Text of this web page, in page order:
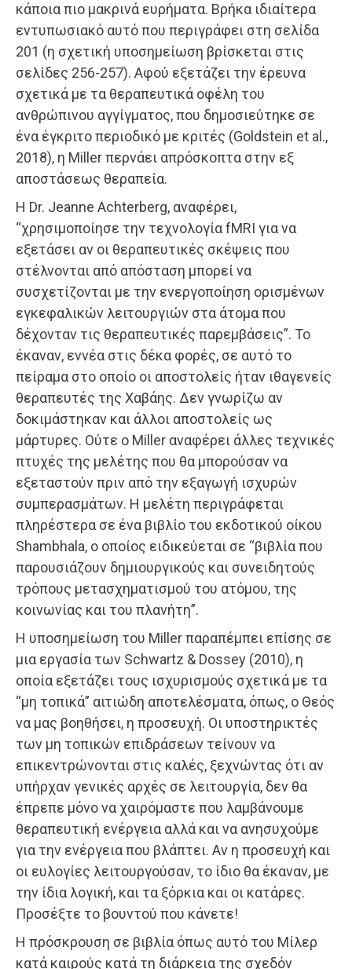
κάποια πιο μακρινά ευρήματα. Βρήκα ιδιαίτερα
εντυπωσιακό αυτό που περιγράφει στη σελίδα
201 (η σχετική υποσημείωση βρίσκεται στις
σελίδες 256-257). Αφού εξετάζει την έρευνα
σχετικά με τα θεραπευτικά οφέλη του
ανθρώπινου αγγίγματος, που δημοσιεύτηκε σε
ένα έγκριτο περιοδικό με κριτές (Goldstein et al.,
2018), η Miller περνάει απρόσκοπτα στην εξ
αποστάσεως θεραπεία.
Η Dr. Jeanne Achterberg, αναφέρει,
“χρησιμοποίησε την τεχνολογία fMRI για να
εξετάσει αν οι θεραπευτικές σκέψεις που
στέλνονται από απόσταση μπορεί να
συσχετίζονται με την ενεργοποίηση ορισμένων
εγκεφαλικών λειτουργιών στα άτομα που
δέχονταν τις θεραπευτικές παρεμβάσεις”. Το
έκαναν, εννέα στις δέκα φορές, σε αυτό το
πείραμα στο οποίο οι αποστολείς ήταν ιθαγενείς
θεραπευτές της Χαβάης. Δεν γνωρίζω αν
δοκιμάστηκαν και άλλοι αποστολείς ως
μάρτυρες. Ούτε ο Miller αναφέρει άλλες τεχνικές
πτυχές της μελέτης που θα μπορούσαν να
εξεταστούν πριν από την εξαγωγή ισχυρών
συμπερασμάτων. Η μελέτη περιγράφεται
πληρέστερα σε ένα βιβλίο του εκδοτικού οίκου
Shambhala, ο οποίος ειδικεύεται σε “βιβλία που
παρουσιάζουν δημιουργικούς και συνειδητούς
τρόπους μετασχηματισμού του ατόμου, της
κοινωνίας και του πλανήτη”.
Η υποσημείωση του Miller παραπέμπει επίσης σε
μια εργασία των Schwartz & Dossey (2010), η
οποία εξετάζει τους ισχυρισμούς σχετικά με τα
“μη τοπικά” αιτιώδη αποτελέσματα, όπως, ο Θεός
να μας βοηθήσει, η προσευχή. Οι υποστηρικτές
των μη τοπικών επιδράσεων τείνουν να
επικεντρώνονται στις καλές, ξεχνώντας ότι αν
υπήρχαν γενικές αρχές σε λειτουργία, δεν θα
έπρεπε μόνο να χαιρόμαστε που λαμβάνουμε
θεραπευτική ενέργεια αλλά και να ανησυχούμε
για την ενέργεια που βλάπτει. Αν η προσευχή και
οι ευλογίες λειτουργούσαν, το ίδιο θα έκαναν, με
την ίδια λογική, και τα ξόρκια και οι κατάρες.
Προσέξτε το βουντού που κάνετε!
Η πρόσκρουση σε βιβλία όπως αυτό του Μίλερ
κατά καιρούς κατά τη διάρκεια της σχεδόν